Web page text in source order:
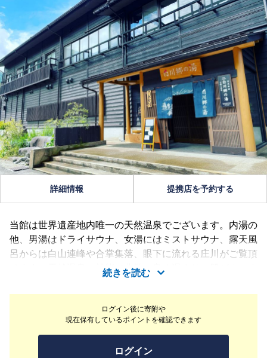
ログイン後に寄附や
現在保有しているポイントを確認できます
ログイン
詳細情報 提携店を予約する
当館は世界遺産地内唯一の天然温泉でございます。内湯の
他、男湯はドライサウナ、女湯にはミストサウナ、露天風
呂からは白山連峰や合掌集落、眼下に流れる庄川がご覧頂
けます。天然温泉の効能で非常に良く温まり、肌がすべす
べと好評です。御食事には地元産の食材を中心に、飛騨地
方の名物や当館オリジナルのお料理を和食スタイルで提供
しております。また当館では、おいしいご飯に特にこだわ
っております。地元産のコシヒカリをガス釜で炊き上げて
おり、お客様からもたいへんおいしいとお褒めの言葉をい
続きを読む